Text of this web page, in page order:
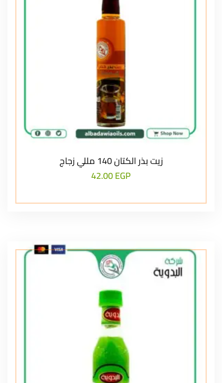
زيت بذر الكتان 140 مللي زجاج
42.00EGP